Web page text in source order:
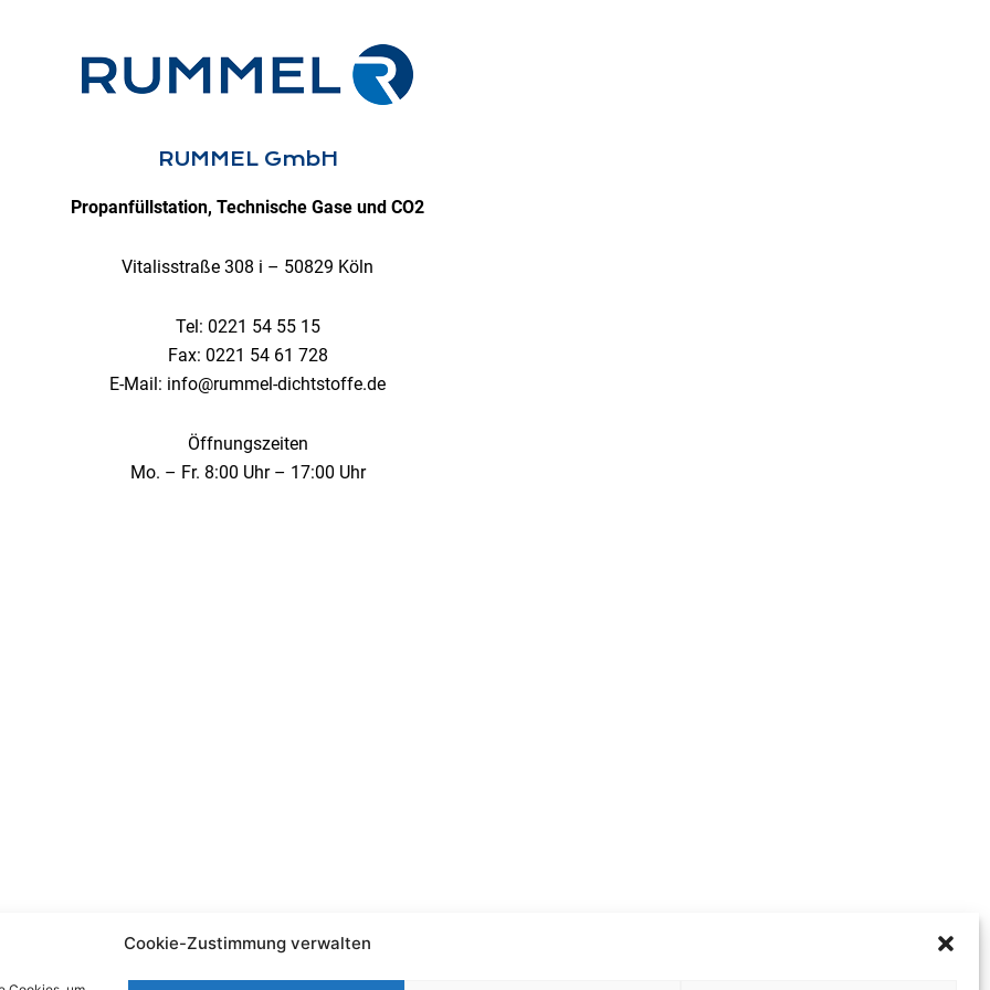
Cookie-Zustimmung verwalten
RUMMEL GmbH
Propanfüllstation, Technische Gase und CO2
Vitalisstraße 308 i – 50829 Köln
Tel: 0221 54 55 15
Fax: 0221 54 61 728
E-Mail: info@rummel-dichtstoffe.de
Öffnungszeiten
Mo. – Fr. 8:00 Uhr – 17:00 Uhr